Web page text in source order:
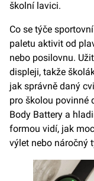
školní lavici.
Co se týče
paletu aktivit od
nebo posilovnu.
displeji, takže
jak správně daný
pro školou povinné
Body Battery a
formou vidí, jak
výlet nebo náročný